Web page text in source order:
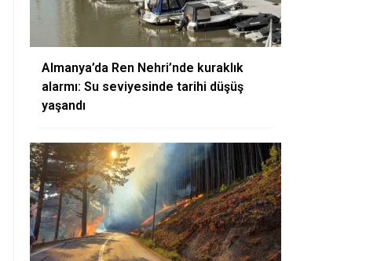
Almanya’da Ren Nehri’nde kuraklık
alarmı: Su seviyesinde tarihi düşüş
yaşandı